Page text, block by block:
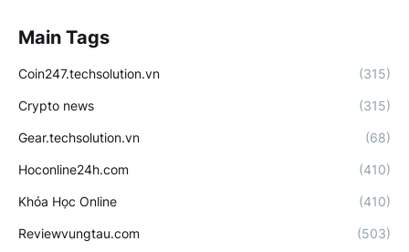
Main Tags
Coin247.techsolution.vn (315)
Crypto news (315)
Gear.techsolution.vn (68)
Hoconline24h.com (410)
Khóa Học Online (410)
Reviewvungtau.com (503)